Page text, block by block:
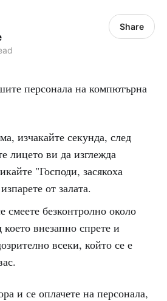
Share
персонала на компютърна
изчакайте секунда, след
лицето ви да изглежда
"Господи, засякоха
от залата.
смеете безконтролно около
внезапно спрете и
всеки, който се е
и се оплачете на персонала,